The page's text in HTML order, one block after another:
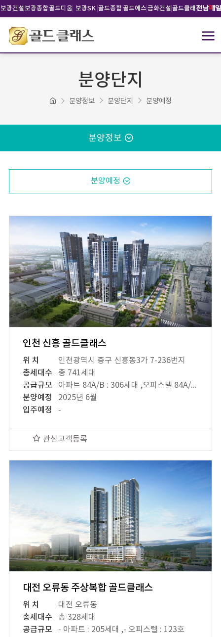
보광건설보광종합골드디움 보광SK 골드종합골드에스 금화건설 골드클래
분양정보
분양단지
분양정보 분양단지 분양예정
분양예정
인천 신흥 골드클래스
위 치
인천광역시 중구 신흥동3가 7-236번지
총세대수
총 741세대
공급규모
아파트 84A/B : 306세대 ,오피스텔 84A/B : 435세대 ,
분양예정
2025년 6월
입주예정
-
관심고객등록
대전 오류동 주상복합 골드클래스
위 치
대전 오류동
총세대수
총 328세대
공급규모
- 아파트 : 205세대 ,- 오피스텔 : 123호